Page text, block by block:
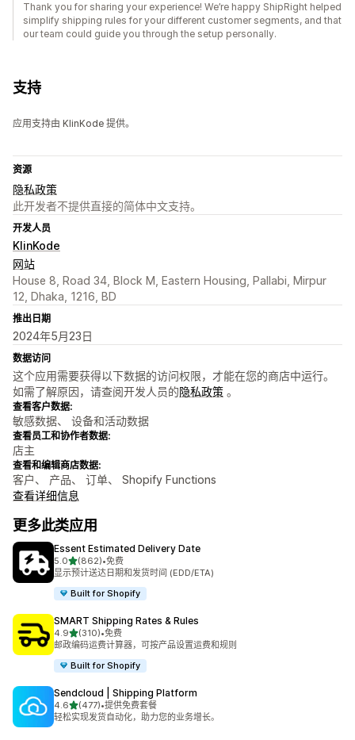
Thank you for sharing your experience! We’re happy ShipRight helped
simplify shipping rules for your different customer segments, and that
our team could guide you through the setup personally.
支持
应用支持由 KlinKode 提供。
资源
隐私政策
此开发者不提供直接的简体中文支持。
开发人员
KlinKode
网站
House 8, Road 34, Block M, Eastern Housing, Pallabi, Mirpur
12, Dhaka, 1216, BD
推出日期
2024年5月23日
数据访问
这个应用需要获得以下数据的访问权限，才能在您的商店中运行。
如需了解原因，请查阅开发人员的隐私政策 。
查看客户数据:
敏感数据、 设备和活动数据
查看员工和协作者数据:
店主
查看和编辑商店数据:
客户、 产品、 订单、 Shopify Functions
查看详细信息
更多此类应用
Essent Estimated Delivery Date
5.0星（满分 5 星）
(862)
总共 862 条评论
•免费
显示预计送达日期和发货时间 (EDD/ETA)
Built for Shopify
SMART Shipping Rates & Rules
4.9星（满分 5 星）
(310)
总共 310 条评论
•免费
邮政编码运费计算器，可按产品设置运费和规则
Built for Shopify
Sendcloud | Shipping Platform
4.6星（满分 5 星）
(477)
总共 477 条评论
•提供免费套餐
轻松实现发货自动化，助力您的业务增长。